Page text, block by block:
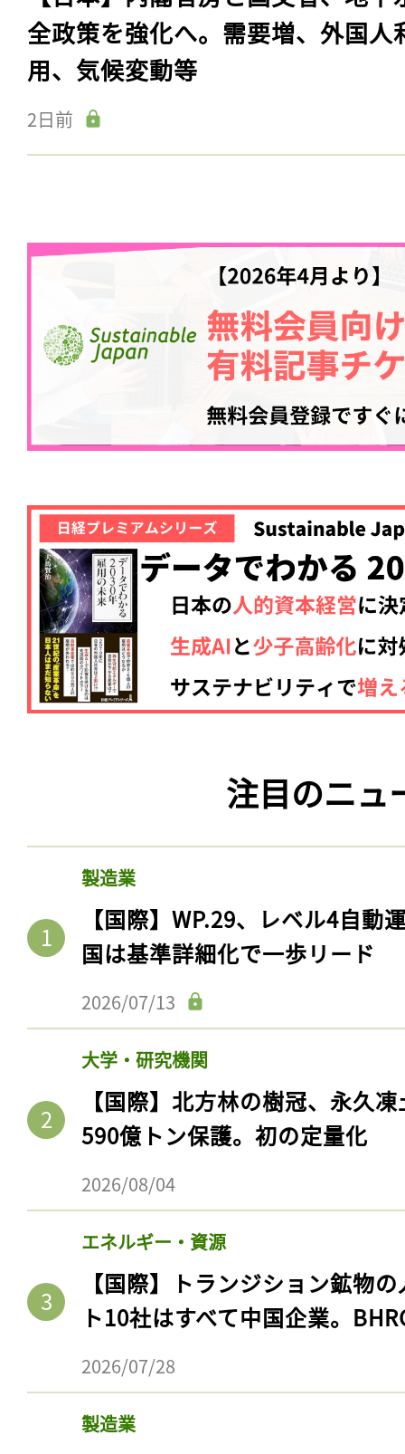
全政策を強化へ。需要増、外国人
用、気候変動等
2日前
注目のニュ
製造業
【国際】WP.29、レベル4自動
国は基準詳細化で一歩リード
2026/07/13
大学・研究機関
【国際】北方林の樹冠、永久
590億トン保護。初の定量化
2026/08/04
エネルギー・資源
【国際】トランジション鉱物
ト10社はすべて中国企業。
2026/07/28
製造業